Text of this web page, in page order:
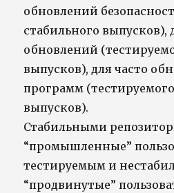
обновлений
стабильного выпусков),
обновлений
выпусков), для часто
программ
выпусков).
Стабильными
“промышленные”
тестируемым и
“продвинутые”